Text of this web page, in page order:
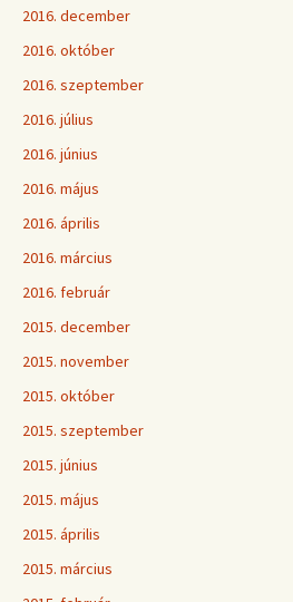
2016. december
2016. október
2016. szeptember
2016. július
2016. június
2016. május
2016. április
2016. március
2016. február
2015. december
2015. november
2015. október
2015. szeptember
2015. június
2015. május
2015. április
2015. március